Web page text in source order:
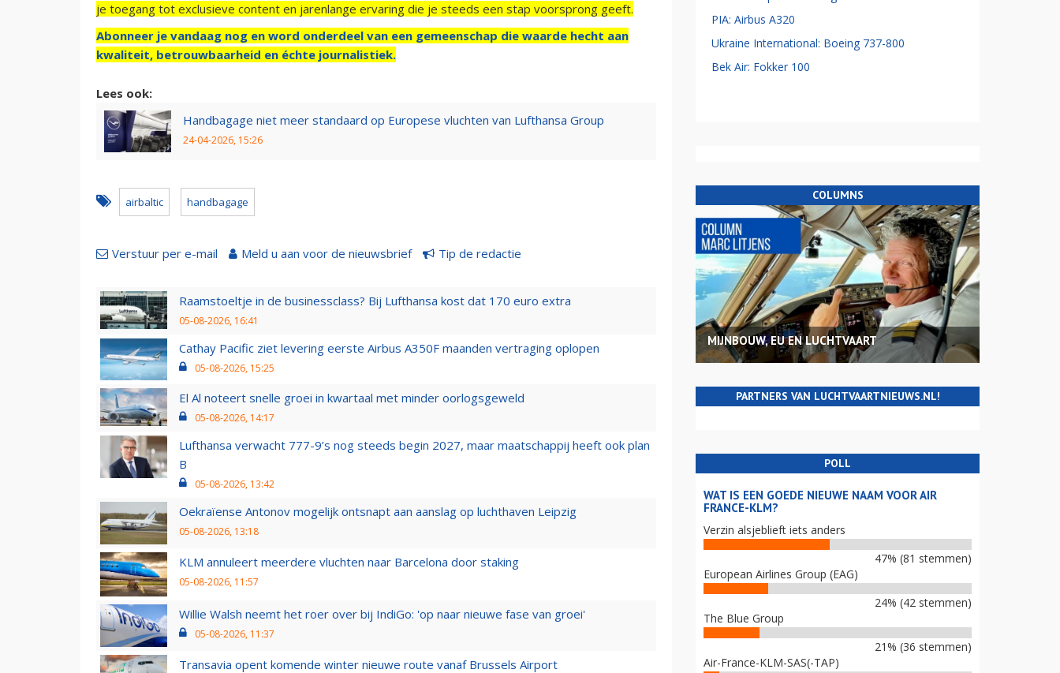
je toegang tot exclusieve content en jarenlange ervaring die je steeds een stap voorsprong geeft.
Abonneer je vandaag nog en word onderdeel van een gemeenschap die waarde hecht aan
kwaliteit, betrouwbaarheid en échte journalistiek.
Lees ook:
Handbagage niet meer standaard op Europese vluchten van Lufthansa Group
24-04-2026, 15:26
airbaltic handbagage
Verstuur per e-mail Meld u aan voor de nieuwsbrief Tip de redactie
Raamstoeltje in de businessclass? Bij Lufthansa kost dat 170 euro extra
05-08-2026, 16:41
Cathay Pacific ziet levering eerste Airbus A350F maanden vertraging oplopen
05-08-2026, 15:25
El Al noteert snelle groei in kwartaal met minder oorlogsgeweld
05-08-2026, 14:17
Lufthansa verwacht 777-9’s nog steeds begin 2027, maar maatschappij heeft ook plan
B
05-08-2026, 13:42
Oekraïense Antonov mogelijk ontsnapt aan aanslag op luchthaven Leipzig
05-08-2026, 13:18
KLM annuleert meerdere vluchten naar Barcelona door staking
05-08-2026, 11:57
Willie Walsh neemt het roer over bij IndiGo: 'op naar nieuwe fase van groei'
05-08-2026, 11:37
Transavia opent komende winter nieuwe route vanaf Brussels Airport
PIA: Airbus A320
Ukraine International: Boeing 737-800
Bek Air: Fokker 100
COLUMNS
MIJNBOUW, EU EN LUCHTVAART
PARTNERS VAN LUCHTVAARTNIEUWS.NL!
POLL
WAT IS EEN GOEDE NIEUWE NAAM VOOR AIR
FRANCE-KLM?
Verzin alsjeblieft iets anders
47% (81 stemmen)
European Airlines Group (EAG)
24% (42 stemmen)
The Blue Group
21% (36 stemmen)
Air-France-KLM-SAS(-TAP)